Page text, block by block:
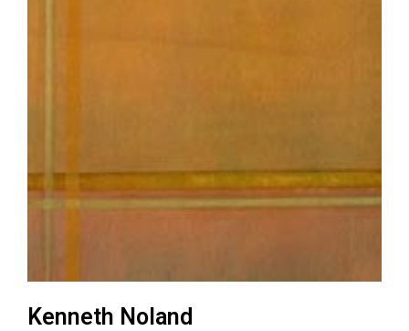
Kenneth Noland